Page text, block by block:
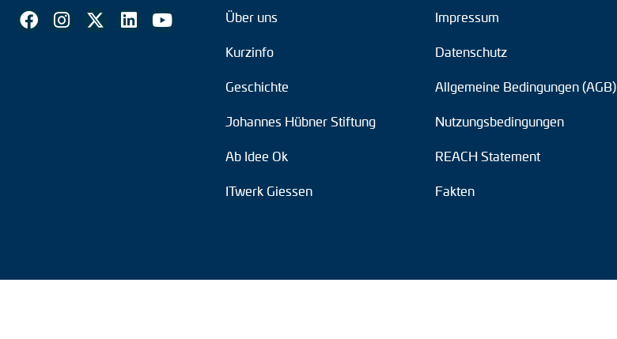
Über uns
Kurzinfo
Geschichte
Johannes Hübner Stiftung
Ab Idee Ok
ITwerk Giessen
Impressum
Datenschutz
Allgemeine Bedingungen (AGB)
Nutzungsbedingungen
REACH Statement
Fakten